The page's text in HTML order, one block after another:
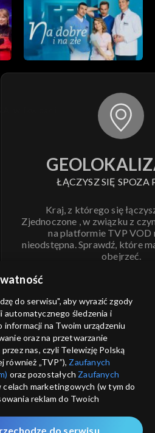
ŁĄCZYSZ SIĘ SPOZA
Kraj, z którego się
Zjednoczone , w związku z
na platformie TVP VOD
nieodstępna. Sprawdź, które
obejrzeć.
ANULUJ
do serwisu", aby wyrazić zgody
automatycznego śledzenia i
informacji na Twoim urządzeniu
oraz na przetwarzanie
nas, czyli Telewizję Polską
również „TVP”), Zaufanych
oraz pozostałych Zaufanych
celach marketingowych (w tym do
reklam do Twoich
zgody na udostępnianie
do serwisu